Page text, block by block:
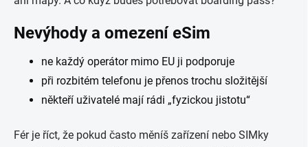
Nevýhody a omezení eSim
ne každý operátor mimo EU ji podporuje
při rozbitém telefonu je přenos trochu složitější
někteří uživatelé mají rádi „fyzickou jistotu“
Fér je říct, že pokud často měníš zařízení nebo SIMky